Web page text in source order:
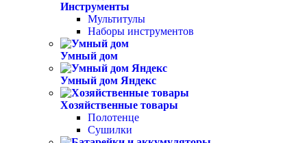
Инструменты
Мультитулы
Наборы инструментов
Умный дом
Умный дом Яндекс
Хозяйственные товары
Полотенце
Сушилки